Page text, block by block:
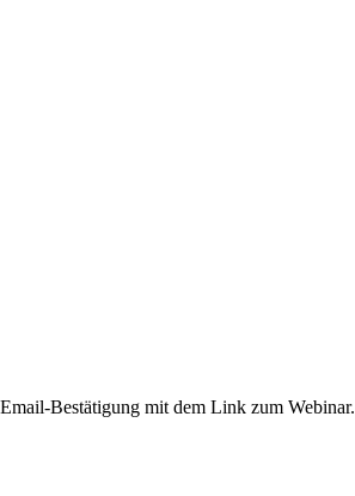
Bestätigung mit dem Link zum Webinar.